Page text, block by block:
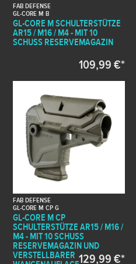
FAB DEFENSE
GL-CORE M B
GL-CORE M SCHULTERSTÜTZE
AR15 / M16 / M4 - MIT 10
SCHUSS RESERVEMAGAZIN
109,99 €*
FAB DEFENSE
GL-CORE M CP G
GL-CORE M CP
SCHULTERSTÜTZE AR15 / M16 /
M4 - MIT 10 SCHUSS
RESERVEMAGAZIN UND
VERSTELLBARER 129,99 €*